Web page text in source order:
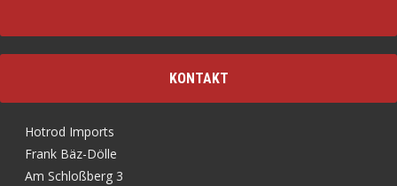
KONTAKT
Hotrod Imports
Frank Bäz-Dölle
Am Schloßberg 3